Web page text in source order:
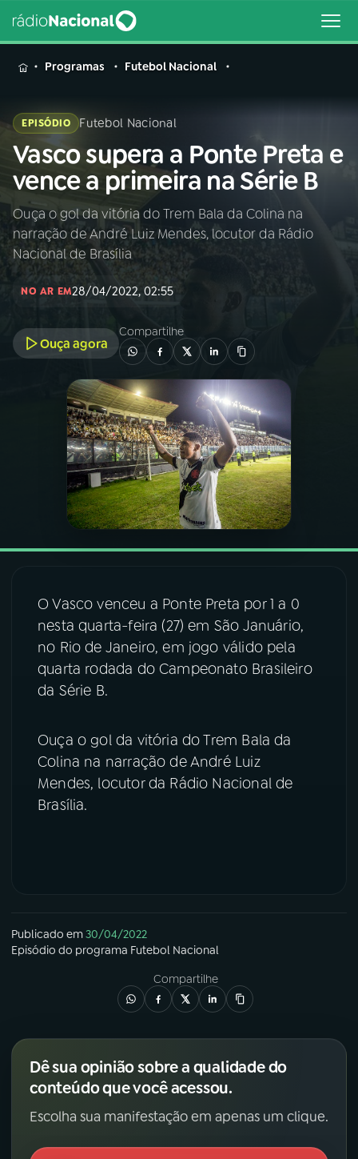
MENU
Buscar
na
Rádio
Nacional
Buscar
AO VIVO
01INÍCIO
02A RÁDIO
PROGRAMAÇÃO
PROGRAMAS
PODCASTS
06VIDEOCASTS
07ÚLTIMAS
FESTIVAL DE MÚSICA
YouTube Facebook
Instagram X
Programas Futebol Nacional
EPISÓDIO Futebol Nacional
Vasco supera a Ponte Preta e
vence a primeira na Série B
Ouça o gol da vitória do Trem Bala da Colina na
narração de André Luiz Mendes, locutor da Rádio
Nacional de Brasília
NO AR EM28/04/2022, 02:55
Ouça agora
Compartilhe
O Vasco venceu a Ponte Preta por 1 a 0
nesta quarta-feira (27) em São Januário,
no Rio de Janeiro, em jogo válido pela
quarta rodada do Campeonato Brasileiro
da Série B.
Ouça o gol da vitória do Trem Bala da
Colina na narração de André Luiz
Mendes, locutor da Rádio Nacional de
Brasília.
Publicado em30/04/2022
Episódio do programa Futebol Nacional
Compartilhe
Dê sua opinião sobre a qualidade do
conteúdo que você acessou.
Escolha sua manifestação em apenas um clique.